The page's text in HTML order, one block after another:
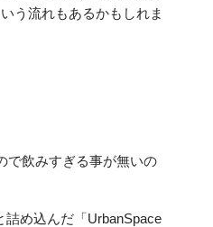
う流れもあるかもしれま
で飲みすぎる事が無いの
詰め込んだ「UrbanSpace